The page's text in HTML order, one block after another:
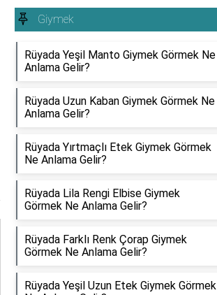
Giymek
Rüyada Yeşil Manto Giymek Görmek Ne
Anlama Gelir?
Rüyada Uzun Kaban Giymek Görmek Ne
Anlama Gelir?
Rüyada Yırtmaçlı Etek Giymek Görmek
Ne Anlama Gelir?
Rüyada Lila Rengi Elbise Giymek
Görmek Ne Anlama Gelir?
Rüyada Farklı Renk Çorap Giymek
Görmek Ne Anlama Gelir?
Rüyada Yeşil Uzun Etek Giymek Görmek